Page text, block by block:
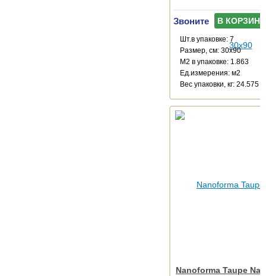
Звоните В КОРЗИНУ
Шт.в упаковке: 7
Размер, см: 30x90
М2 в упаковке: 1.863
Ед.измерения: м2
Веc упаковки, кг: 24.575
Nanoforma Taupe